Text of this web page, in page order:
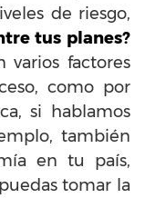
de riesgo,
tus planes?
varios factores
como por
si hablamos
también
en tu país,
tomar la